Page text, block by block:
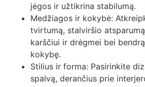
jėgos ir užtikrina stabilumą.
Medžiagos ir kokybė:
tvirtumą, stalviršio
karščiui ir drėgmei bei
kokybę.
Stilius ir forma: Pasirinkite
spalvą, derančius prie